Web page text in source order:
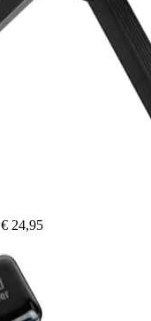
€ 24,95